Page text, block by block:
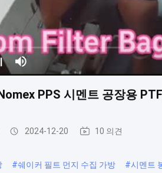
PPS 시멘트 공장용
2024-12-20 10 의견
#쉐이커 필트 먼지 수집 가방 #시멘트